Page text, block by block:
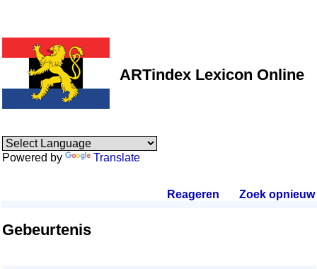
ARTindex Lexicon Online
Powered by Translate
Reageren Zoek opnieuw.
Gebeurtenis